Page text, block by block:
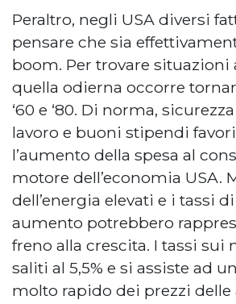
Peraltro, negli USA diversi
pensare che sia
boom. Per trovare situazioni
quella odierna occorre
‘60 e ‘80. Di norma,
lavoro e buoni stipendi
l’aumento della spesa al
motore dell’economia USA.
dell’energia elevati e i tassi
aumento potrebbero
freno alla crescita. I tassi sui
saliti al 5,5% e si assiste ad
molto rapido dei prezzi delle